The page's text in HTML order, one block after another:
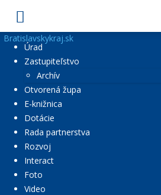
Bratislavskykraj.sk
Úrad
Zastupiteľstvo
Archív
Otvorená župa
E-knižnica
Dotácie
Rada partnerstva
Rozvoj
Interact
Foto
Video